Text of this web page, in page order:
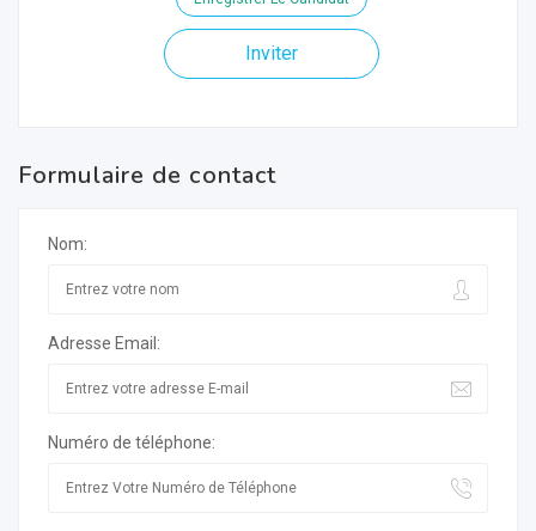
Inviter
Formulaire de contact
Nom:
Adresse Email:
Numéro de téléphone: